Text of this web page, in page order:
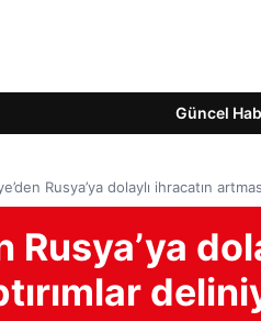
Güncel
Rusya’ya dolaylı ihracatın
Rusya’ya